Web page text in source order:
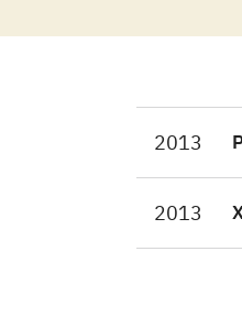
2013
2013